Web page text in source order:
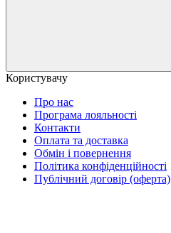
Користувачу
Про нас
Програма лояльності
Контакти
Оплата та доставка
Обмін і повернення
Політика конфіденційності
Публічний договір (оферта)